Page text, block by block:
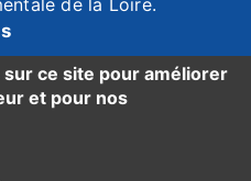
de conformité ici
ce site pour améliorer
et pour nos